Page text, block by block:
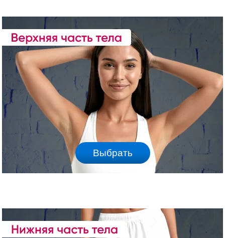
Выбрать